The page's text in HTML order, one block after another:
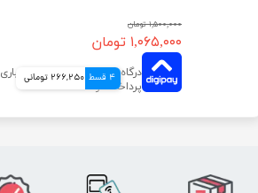
۱,۵۰۰,۰۰۰ تومان
۱,۰۶۵,۰۰۰ تومان
4 قسط 266,250 تومانی